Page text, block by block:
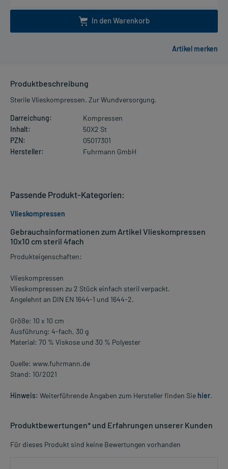
In den Warenkorb
Produktbeschreibung
Sterile Vlieskompressen. Zur Wundversorgung.
Darreichung:
Kompressen
Inhalt:
50X2 St
PZN:
05017301
Hersteller:
Fuhrmann GmbH
Gebrauchsinformationen zum Artikel Vlieskompressen
10x10 cm steril 4fach
Produkteigenschaften:
Vlieskompressen
Vlieskompressen zu 2 Stück einfach steril verpackt.
Angelehnt an DIN EN 1644-1 und 1644-2.
Größe: 10 x 10 cm
Ausführung: 4-fach, 30 g
Material: 70 % Viskose und 30 % Polyester
Quelle: www.fuhrmann.de
Stand: 10/2021
Hinweis: Weiterführende Angaben zum Hersteller finden Sie hier.
Produktbewertungen* und Erfahrungen unserer Kunden
Für dieses Produkt sind keine Bewertungen vorhanden
Passende Produkt-Kategorien:
Vlieskompressen